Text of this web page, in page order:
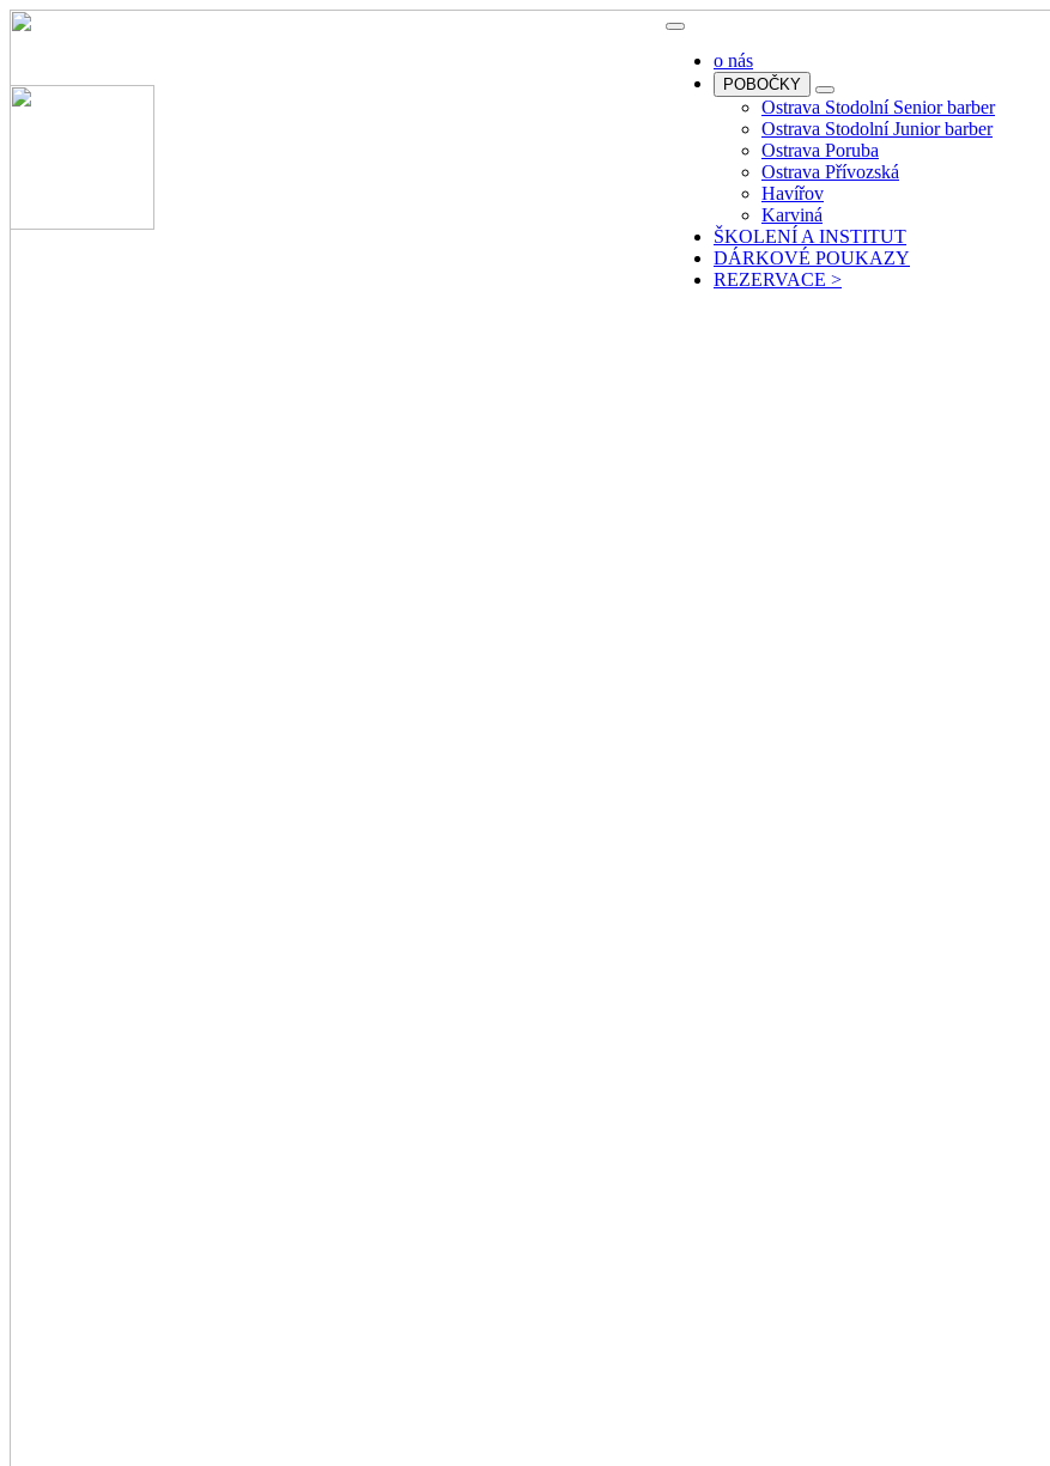
o nás
POBOČKY
Ostrava Stodolní Senior barber
Ostrava Stodolní Junior barber
Ostrava Poruba
Ostrava Přívozská
Havířov
Karviná
ŠKOLENÍ A INSTITUT
DÁRKOVÉ POUKAZY
REZERVACE >